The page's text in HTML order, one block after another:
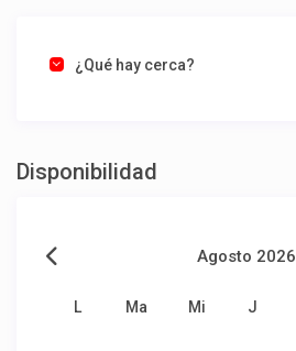
¿Qué hay cerca?
Disponibilidad
Agosto 2026
L Ma Mi J